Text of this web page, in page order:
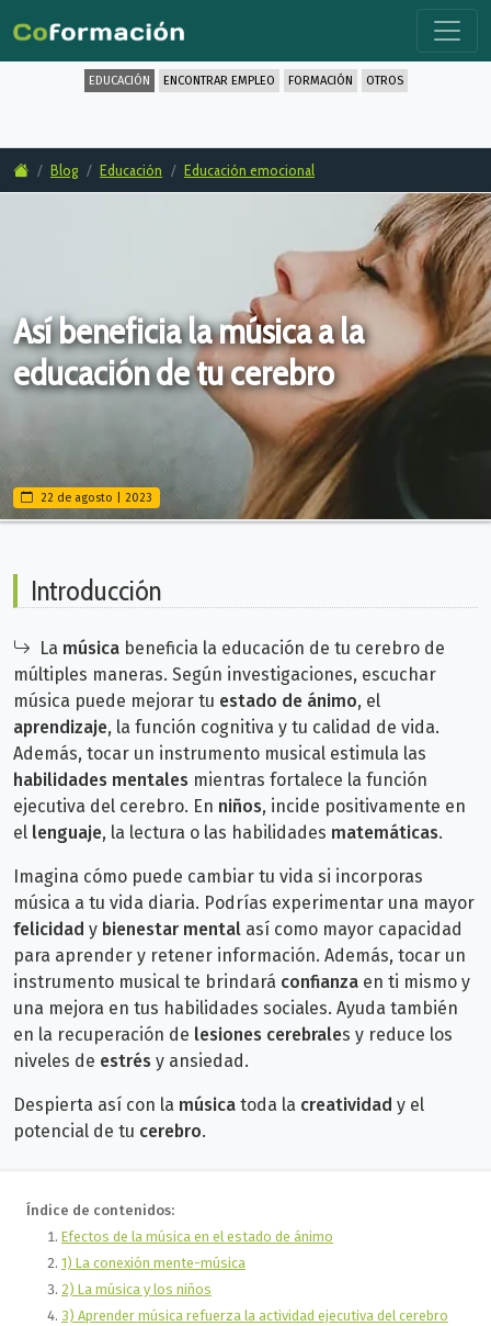
EDUCACIÓN ENCONTRAR EMPLEO FORMACIÓN OTROS
Blog Educación Educación emocional
Así beneficia la música a la
educación de tu cerebro
22 de agosto | 2023
Introducción
La música beneficia la educación de tu cerebro de
múltiples maneras. Según investigaciones, escuchar
música puede mejorar tu estado de ánimo, el
aprendizaje, la función cognitiva y tu calidad de vida.
Además, tocar un instrumento musical estimula las
habilidades mentales mientras fortalece la función
ejecutiva del cerebro. En niños, incide positivamente en
el lenguaje, la lectura o las habilidades matemáticas.
Imagina cómo puede cambiar tu vida si incorporas
música a tu vida diaria. Podrías experimentar una mayor
felicidad y bienestar mental así como mayor capacidad
para aprender y retener información. Además, tocar un
instrumento musical te brindará confianza en ti mismo y
una mejora en tus habilidades sociales. Ayuda también
en la recuperación de lesiones cerebrales y reduce los
niveles de estrés y ansiedad.
Despierta así con la música toda la creatividad y el
potencial de tu cerebro.
Índice de contenidos:
Efectos de la música en el estado de ánimo
1) La conexión mente-música
2) La música y los niños
3) Aprender música refuerza la actividad ejecutiva del cerebro